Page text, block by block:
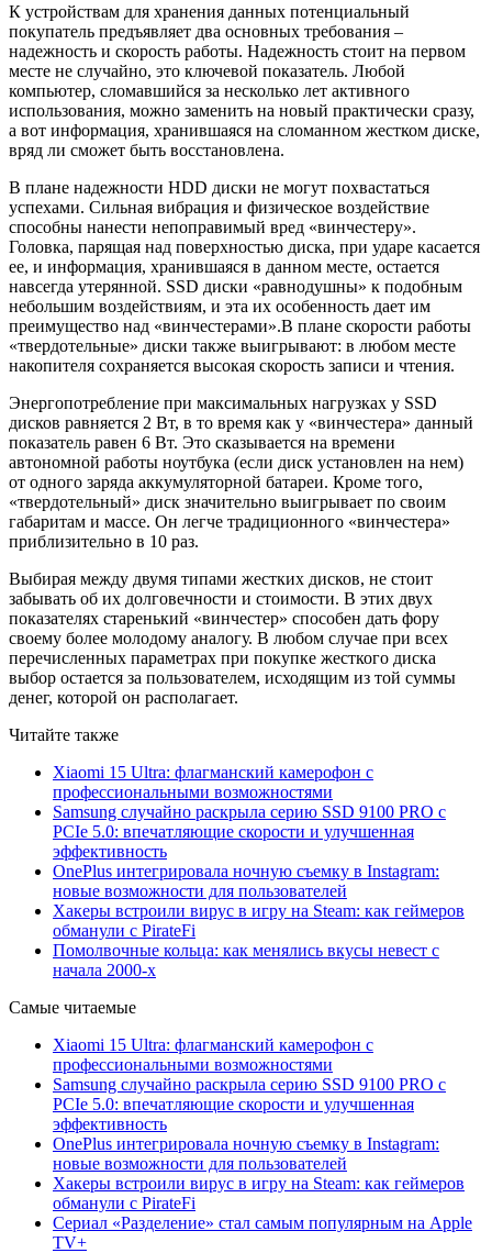
К устройствам для хранения данных потенциальный
покупатель предъявляет два основных требования –
надежность и скорость работы. Надежность стоит на первом
месте не случайно, это ключевой показатель. Любой
компьютер, сломавшийся за несколько лет активного
использования, можно заменить на новый практически сразу,
а вот информация, хранившаяся на сломанном жестком диске,
вряд ли сможет быть восстановлена.
В плане надежности HDD диски не могут похвастаться
успехами. Сильная вибрация и физическое воздействие
способны нанести непоправимый вред «винчестеру».
Головка, парящая над поверхностью диска, при ударе касается
ее, и информация, хранившаяся в данном месте, остается
навсегда утерянной. SSD диски «равнодушны» к подобным
небольшим воздействиям, и эта их особенность дает им
преимущество над «винчестерами».В плане скорости работы
«твердотельные» диски также выигрывают: в любом месте
накопителя сохраняется высокая скорость записи и чтения.
Энергопотребление при максимальных нагрузках у SSD
дисков равняется 2 Вт, в то время как у «винчестера» данный
показатель равен 6 Вт. Это сказывается на времени
автономной работы ноутбука (если диск установлен на нем)
от одного заряда аккумуляторной батареи. Кроме того,
«твердотельный» диск значительно выигрывает по своим
габаритам и массе. Он легче традиционного «винчестера»
приблизительно в 10 раз.
Выбирая между двумя типами жестких дисков, не стоит
забывать об их долговечности и стоимости. В этих двух
показателях старенький «винчестер» способен дать фору
своему более молодому аналогу. В любом случае при всех
перечисленных параметрах при покупке жесткого диска
выбор остается за пользователем, исходящим из той суммы
денег, которой он располагает.
Читайте также
Xiaomi 15 Ultra: флагманский камерофон с
профессиональными возможностями
Samsung случайно раскрыла серию SSD 9100 PRO с
PCIe 5.0: впечатляющие скорости и улучшенная
эффективность
OnePlus интегрировала ночную съемку в Instagram:
новые возможности для пользователей
Хакеры встроили вирус в игру на Steam: как геймеров
обманули с PirateFi
Помолвочные кольца: как менялись вкусы невест с
начала 2000-х
Самые читаемые
Xiaomi 15 Ultra: флагманский камерофон с
профессиональными возможностями
Samsung случайно раскрыла серию SSD 9100 PRO с
PCIe 5.0: впечатляющие скорости и улучшенная
эффективность
OnePlus интегрировала ночную съемку в Instagram:
новые возможности для пользователей
Хакеры встроили вирус в игру на Steam: как геймеров
обманули с PirateFi
Сериал «Разделение» стал самым популярным на Apple
TV+